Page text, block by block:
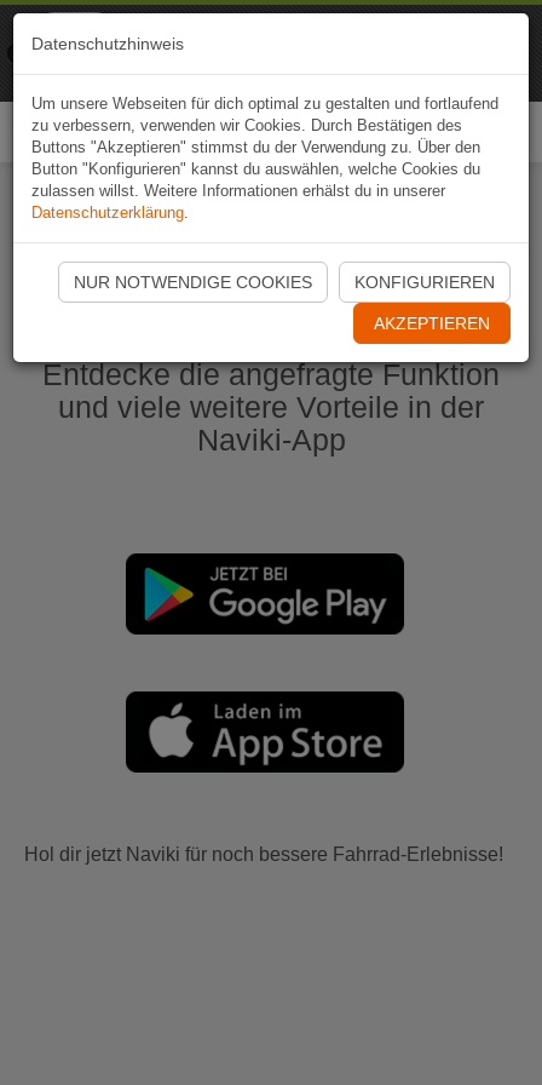
Naviki App jetzt öffnen
Entdecke die angefragte Funktion
und viele weitere Vorteile in der
Naviki-App
Hol dir jetzt Naviki für noch bessere Fahrrad-Erlebnisse!
Datenschutzhinweis
Um unsere Webseiten für dich optimal zu gestalten und fortlaufend
zu verbessern, verwenden wir Cookies. Durch Bestätigen des
Buttons "Akzeptieren" stimmst du der Verwendung zu. Über den
Button "Konfigurieren" kannst du auswählen, welche Cookies du
zulassen willst. Weitere Informationen erhälst du in unserer
Datenschutzerklärung.
NUR NOTWENDIGE COOKIES KONFIGURIEREN
AKZEPTIEREN
Naviki